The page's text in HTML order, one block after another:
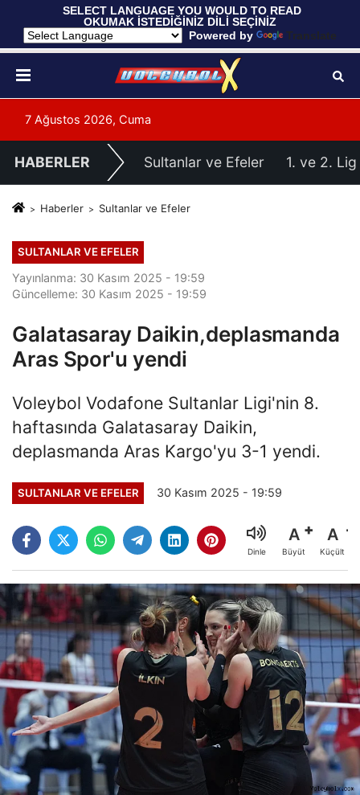
SELECT LANGUAGE YOU WOULD TO READ
OKUMAK İSTEDİĞİNİZ DİLİ SEÇİNİZ
Powered by
Translate
7 Ağustos 2026, Cuma
HABERLER Sultanlar ve Efeler 1. ve 2. Lig
Haberler Sultanlar ve Efeler
SULTANLAR VE EFELER
Yayınlanma: 30 Kasım 2025 - 19:59
Güncelleme: 30 Kasım 2025 - 19:59
Galatasaray Daikin,deplasmanda
Aras Spor'u yendi
Voleybol Vodafone Sultanlar Ligi'nin 8.
haftasında Galatasaray Daikin,
deplasmanda Aras Kargo'yu 3-1 yendi.
SULTANLAR VE EFELER 30 Kasım 2025 - 19:59
Dinle
A
Büyüt
A
Küçült